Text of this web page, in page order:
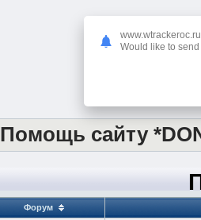
Помощь сайту
Форум
www.wtrackeroc.ru
Would like to